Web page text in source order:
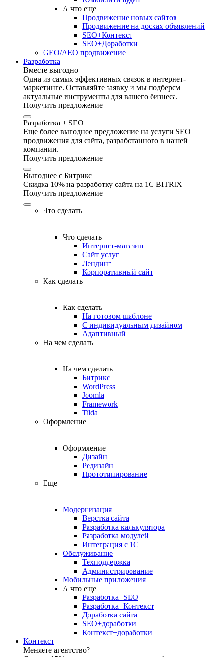
А что еще
Продвижение новых сайтов
Продвижение на досках объявлений
SEO+Контекст
SEO+Доработки
GEO/AEO продвижение
Разработка
Вместе выгодно
Одна из самых эффективных связок в интернет-
маркетинге. Оставляйте заявку и мы подберем
актуальные инструменты для вашего бизнеса.
Получить предложение
Разработка + SEO
Еще более выгодное предложение на услуги SEO
продвижения для сайта, разработанного в нашей
компании.
Получить предложение
Выгоднее с Битрикс
Скидка 10% на разработку сайта на 1C BITRIX
Получить предложение
Что сделать
Что сделать
Интернет-магазин
Сайт услуг
Лендинг
Корпоративный сайт
Как сделать
Как сделать
На готовом шаблоне
С индивидуальным дизайном
Адаптивный
На чем сделать
На чем сделать
Битрикс
WordPress
Joomla
Framework
Tilda
Оформление
Оформление
Дизайн
Редизайн
Прототипирование
Еще
Модернизация
Верстка сайта
Разработка калькулятора
Разработка модулей
Интеграция с 1С
Обслуживание
Техподдержка
Администрирование
Мобильные приложения
А что еще
Разработка+SEO
Разработка+Контекст
Доработка сайта
SEO+доработки
Контекст+доработки
Контекст
Меняете агентство?